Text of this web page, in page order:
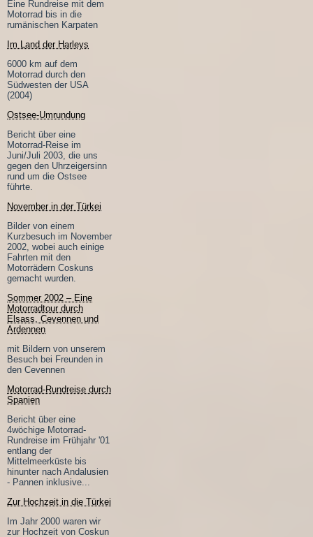
Eine Rundreise mit dem
Motorrad bis in die
rumänischen Karpaten
Im Land der Harleys
6000 km auf dem
Motorrad durch den
Südwesten der USA
(2004)
Ostsee-Umrundung
Bericht über eine
Motorrad-Reise im
Juni/Juli 2003, die uns
gegen den Uhrzeigersinn
rund um die Ostsee
führte.
November in der Türkei
Bilder von einem
Kurzbesuch im November
2002, wobei auch einige
Fahrten mit den
Motorrädern Coskuns
gemacht wurden.
Sommer 2002 – Eine
Motorradtour durch
Elsass, Cevennen und
Ardennen
mit Bildern von unserem
Besuch bei Freunden in
den Cevennen
Motorrad-Rundreise durch
Spanien
Bericht über eine
4wöchige Motorrad-
Rundreise im Frühjahr '01
entlang der
Mittelmeerküste bis
hinunter nach Andalusien
- Pannen inklusive...
Zur Hochzeit in die Türkei
Im Jahr 2000 waren wir
zur Hochzeit von Coskun